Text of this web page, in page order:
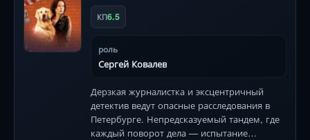
КП6.5
роль
Сергей Ковалев
Дерзкая журналистка и эксцентричный
детектив ведут опасные расследования в
Петербурге. Непредсказуемый тандем, где
каждый поворот дела — испытание